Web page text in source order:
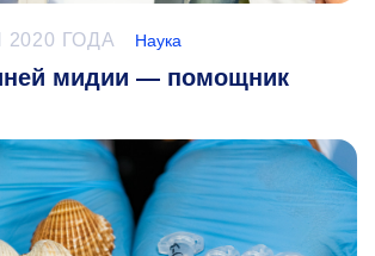
ГОДА Наука
мидии — помощник